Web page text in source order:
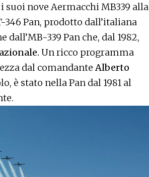
suoi nove Aermacchi MB339 alla
Pan, prodotto dall’italiana
339 Pan che, dal 1982,
Un ricco programma
dal comandanteAlberto
è stato nella Pan dal 1981 al